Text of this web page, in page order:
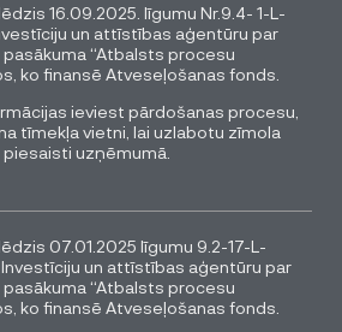
16.09.2025. līgumu Nr.9.4- 1-L-
un attīstības aģentūru par
“Atbalsts procesu
ko finansē Atveseļošanas fonds.
ieviest pārdošanas procesu,
tīmekļa vietni, lai uzlabotu zīmola
uzņēmumā.
07.01.2025 līgumu 9.2-17-L-
un attīstības aģentūru par
“Atbalsts procesu
ko finansē Atveseļošanas fonds.